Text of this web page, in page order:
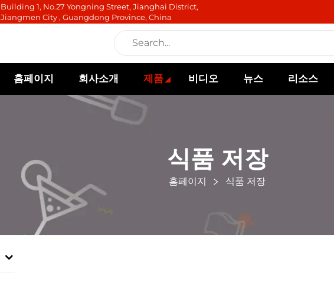
Building 1, No.27 Yongning Street, Jianghai District,
Jiangmen City , Guangdong Province, China
홈페이지 회사소개 제품 비디오 뉴스 리소스
식품 저장
홈페이지 식품 저장